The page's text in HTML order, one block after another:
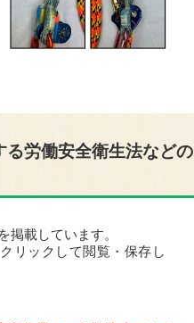
る労働安全衛生法などの
掲載しています。
リックして閲覧・保存し